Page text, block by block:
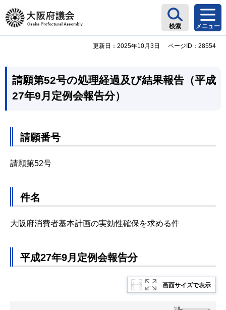
大阪府議会
検索 メニュー
更新日：2025年10月3日 ページID：28554
請願第52号の処理経過及び結果報告（平成
27年9月定例会報告分）
請願番号
請願第52号
件名
大阪府消費者基本計画の実効性確保を求める件
平成27年9月定例会報告分
画面サイズで表示